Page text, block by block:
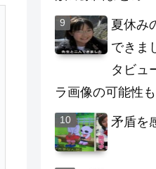
夏休み
できま
タビュ
ラ画像の可能性
矛盾を